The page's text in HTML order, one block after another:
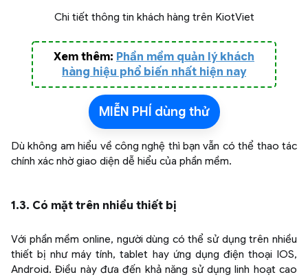
Chi tiết thông tin khách hàng trên KiotViet
Xem thêm: Phần mềm quản lý khách
hàng hiệu phổ biến nhất hiện nay
MIỄN PHÍ dùng thử
Dù không am hiểu về công nghệ thì bạn vẫn có thể thao tác
chính xác nhờ giao diện dễ hiểu của phần mềm.
1.3. Có mặt trên nhiều thiết bị
Với phần mềm online, người dùng có thể sử dụng trên nhiều
thiết bị như máy tính, tablet hay ứng dụng điện thoại IOS,
Android. Điều này đưa đến khả năng sử dụng linh hoạt cao